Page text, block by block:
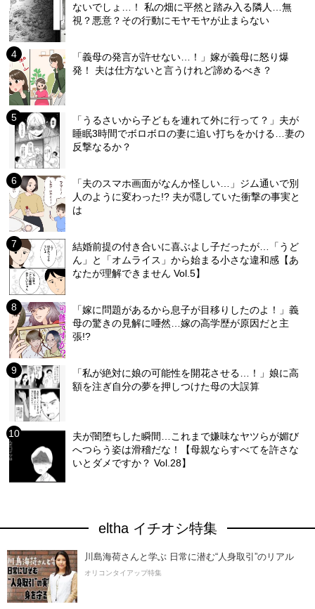
ないでしょ…！ 私の畑に平然と踏み入る隣人…無
視？悪意？その行動にモヤモヤが止まらない
「義母の発言が許せない…！」嫁が義母に怒り爆
発！ 夫は仕方ないと言うけれど諦めるべき？
「うるさいから子どもを連れて外に行って？」夫が
睡眠3時間でボロボロの妻に追い打ちをかける…妻の
反撃なるか？
「夫のスマホ画面がなんか怪しい…」ジム通いで別
人のように変わった!? 夫が隠していた衝撃の事実と
は
結婚前提の付き合いに喜ぶよし子だったが…「うど
ん」と「オムライス」から始まる小さな違和感【あ
なたが理解できません Vol.5】
「嫁に問題があるから息子が目移りしたのよ！」義
母の驚きの見解に唖然…嫁の高学歴が原因だと主
張!?
「私が絶対に娘の可能性を開花させる…！」娘に高
額を注ぎ自分の夢を押しつけた母の大誤算
夫が闇堕ちした瞬間…これまで嫌味なヤツらが媚び
へつらう姿は滑稽だな！【母親ならすべてを許さな
いとダメですか？ Vol.28】
eltha イチオシ特集
川島海荷さんと学ぶ 日常に潜む“人身取引”のリアル
オリコンタイアップ特集